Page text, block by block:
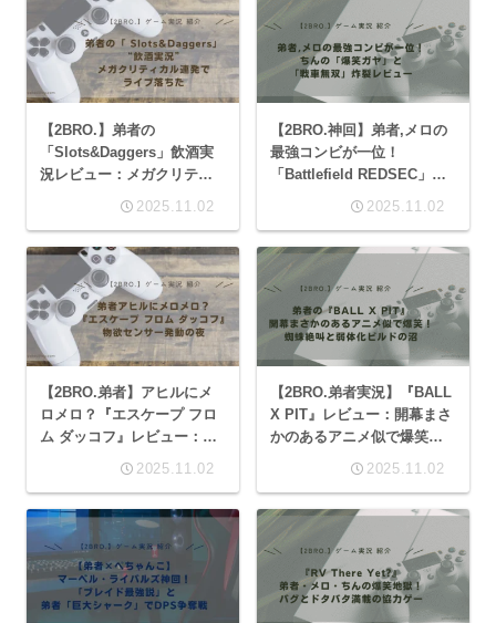
【2BRO.】弟者の
「Slots&Daggers」飲酒実
況レビュー：メガクリティ
2025.11.02
【2BRO.神回】弟者,メロの
最強コンビが一位！
「Battlefield REDSEC」ち
無双」炸裂レビュー
2025.11.02
【2BRO.弟者】アヒルにメ
ロメロ？『エスケープ フロ
ム ダッコフ』レビュー：物
欲センサー発動の夜
2025.11.02
【2BRO.弟者実況】『BALL
X PIT』レビュー：開幕まさ
かのあるアニメ似で爆笑！
蜘蛛絶叫と弱体化ビルドの
2025.11.02